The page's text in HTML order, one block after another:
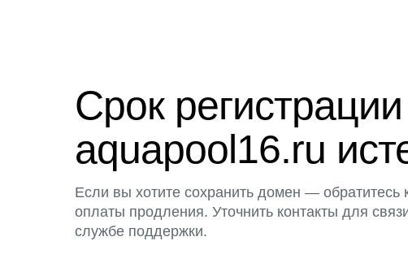
Срок
aquapool16.ru
Если вы хотите сохранить домен — обратитесь
оплаты продления. Уточнить контакты для
службе поддержки.